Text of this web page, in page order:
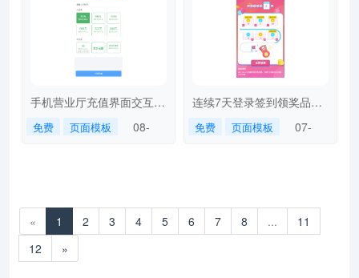
手机营业厅充值界面交互-
免费 页面模板
08-
连续7天登录签到领奖品页
免费 页面模板
07-
« 1 2 3 4 5 6 7 8 ...
11
12
»